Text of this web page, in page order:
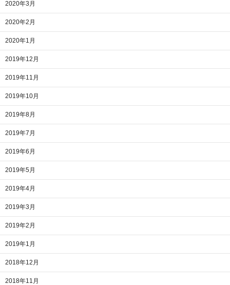
2020年3月
2020年2月
2020年1月
2019年12月
2019年11月
2019年10月
2019年8月
2019年7月
2019年6月
2019年5月
2019年4月
2019年3月
2019年2月
2019年1月
2018年12月
2018年11月